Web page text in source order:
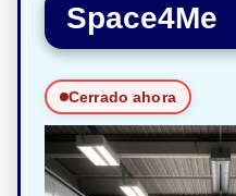
Space4Me
Cerrado ahora